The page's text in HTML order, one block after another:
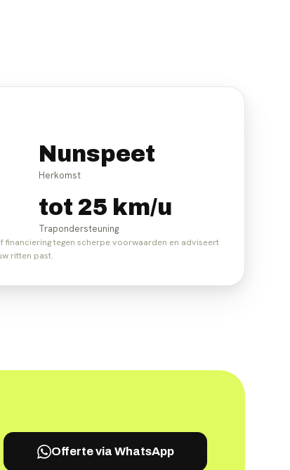
Nunspeet
Herkomst
tot 25 km/u
Trapondersteuning
financiering tegen scherpe voorwaarden en adviseert
ritten past.
Offerte via WhatsApp